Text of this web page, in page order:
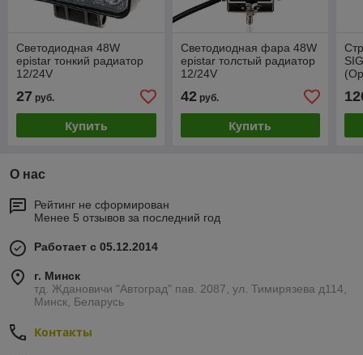
Светодиодная 48W
epistar тонкий радиатор
12/24V
27 руб.
Купить
Светодиодная фара 48W
epistar толстый радиатор
12/24V
42руб.
Купить
О нас
Рейтинг не сформирован
Менее 5 отзывов за последний год
Работает с 05.12.2014
г. Минск
тд. Ждановичи "Автоград" пав. 2087, ул. Тимирязева д114,
Минск, Беларусь
Контакты